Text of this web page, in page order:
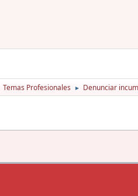
Temas Profesionales ► Denunciar